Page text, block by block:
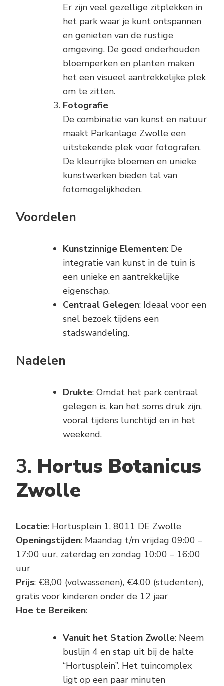
Er zijn veel gezellige zitplekken in
het park waar je kunt ontspannen
en genieten van de rustige
omgeving. De goed onderhouden
bloemperken en planten maken
het een visueel aantrekkelijke plek
om te zitten.
Fotografie
De combinatie van kunst en natuur
maakt Parkanlage Zwolle een
uitstekende plek voor fotografen.
De kleurrijke bloemen en unieke
kunstwerken bieden tal van
fotomogelijkheden.
Voordelen
Kunstzinnige Elementen: De
integratie van kunst in de tuin is
een unieke en aantrekkelijke
eigenschap.
Centraal Gelegen: Ideaal voor een
snel bezoek tijdens een
stadswandeling.
Nadelen
Drukte: Omdat het park centraal
gelegen is, kan het soms druk zijn,
vooral tijdens lunchtijd en in het
weekend.
3. Hortus Botanicus
Zwolle
Locatie: Hortusplein 1, 8011 DE Zwolle
Openingstijden: Maandag t/m vrijdag 09:00 –
17:00 uur, zaterdag en zondag 10:00 – 16:00
uur
Prijs: €8,00 (volwassenen), €4,00 (studenten),
gratis voor kinderen onder de 12 jaar
Hoe te Bereiken:
Vanuit het Station Zwolle: Neem
buslijn 4 en stap uit bij de halte
“Hortusplein”. Het tuincomplex
ligt op een paar minuten